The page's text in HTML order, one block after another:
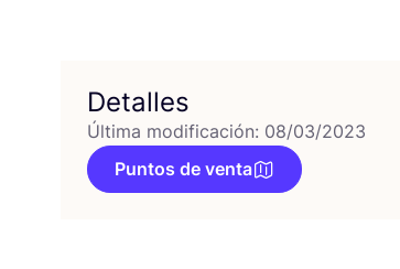
Detalles
Última modificación: 08/03/2023
Puntos de venta